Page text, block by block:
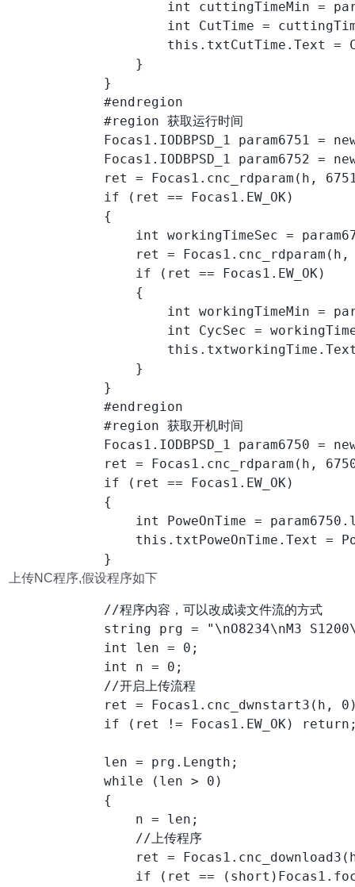
int cuttingTimeMin =
int CutTime =
this.txtCutTime.Text =
                }
            }
            #endregion
            #region 获取运行时间
Focas1.IODBPSD_1 param6751 =
Focas1.IODBPSD_1 param6752 =
ret = Focas1.cnc_rdparam(h,
            if (ret == Focas1.EW_OK)
            {
int workingTimeSec =
ret =
                if (ret == Focas1.EW_OK)
                {
int workingTimeMin =
int CycSec =
                }
            }
            #endregion
            #region 获取开机时间
Focas1.IODBPSD_1 param6750 =
ret = Focas1.cnc_rdparam(h,
            if (ret == Focas1.EW_OK)
            {
int PoweOnTime =
this.txtPoweOnTime.Text =
            }
上传NC程序,假设程序如下
            //程序内容，可以改成读文件流的方式
string prg = "\nO8234\nM3
            int len = 0;
            int n = 0;
            //开启上传流程
ret = Focas1.cnc_dwnstart3(h,
if (ret != Focas1.EW_OK)
            len = prg.Length;
            while (len > 0)
            {
                n = len;
                //上传程序
ret =
if (ret ==